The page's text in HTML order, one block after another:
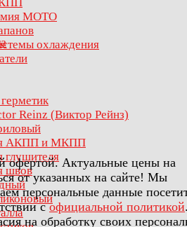
МОТО
охлаждения
Reinz (Виктор Рейнз)
АКПП и МКПП
глушителя
швов
офертой. Актуальные цены на
от указанных на сайте! Мы
персональные данные
софициальной политикой
на обработку своих